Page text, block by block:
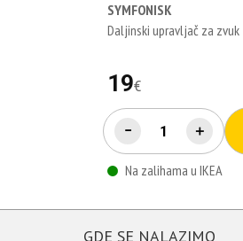
SYMFONISK
Daljinski upravljač za zvuk
19€
− ＋
Na zalihama u IKEA
GDE SE NALAZIMO